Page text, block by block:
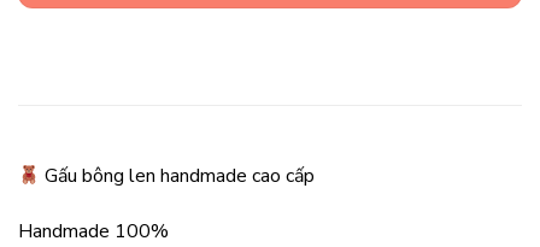
Gấu bông len handmade cao cấp
Handmade 100%